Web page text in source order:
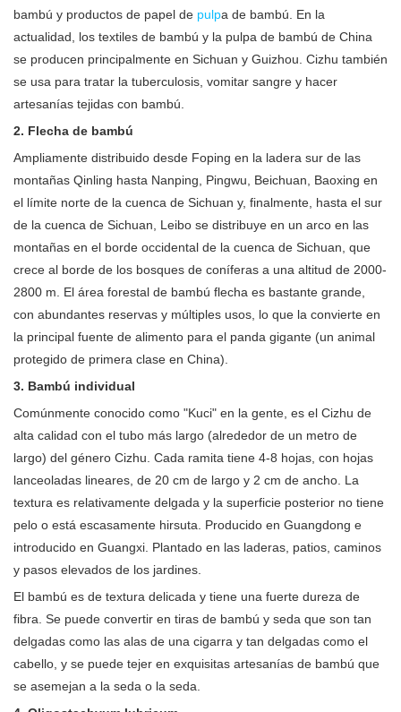
bambú y productos de papel de pulpa de bambú. En la
actualidad, los textiles de bambú y la pulpa de bambú de China
se producen principalmente en Sichuan y Guizhou. Cizhu también
se usa para tratar la tuberculosis, vomitar sangre y hacer
artesanías tejidas con bambú.
2. Flecha de bambú
Ampliamente distribuido desde Foping en la ladera sur de las
montañas Qinling hasta Nanping, Pingwu, Beichuan, Baoxing en
el límite norte de la cuenca de Sichuan y, finalmente, hasta el sur
de la cuenca de Sichuan, Leibo se distribuye en un arco en las
montañas en el borde occidental de la cuenca de Sichuan, que
crece al borde de los bosques de coníferas a una altitud de 2000-
2800 m. El área forestal de bambú flecha es bastante grande,
con abundantes reservas y múltiples usos, lo que la convierte en
la principal fuente de alimento para el panda gigante (un animal
protegido de primera clase en China).
3. Bambú individual
Comúnmente conocido como "Kuci" en la gente, es el Cizhu de
alta calidad con el tubo más largo (alrededor de un metro de
largo) del género Cizhu. Cada ramita tiene 4-8 hojas, con hojas
lanceoladas lineares, de 20 cm de largo y 2 cm de ancho. La
textura es relativamente delgada y la superficie posterior no tiene
pelo o está escasamente hirsuta. Producido en Guangdong e
introducido en Guangxi. Plantado en las laderas, patios, caminos
y pasos elevados de los jardines.
El bambú es de textura delicada y tiene una fuerte dureza de
fibra. Se puede convertir en tiras de bambú y seda que son tan
delgadas como las alas de una cigarra y tan delgadas como el
cabello, y se puede tejer en exquisitas artesanías de bambú que
se asemejan a la seda o la seda.